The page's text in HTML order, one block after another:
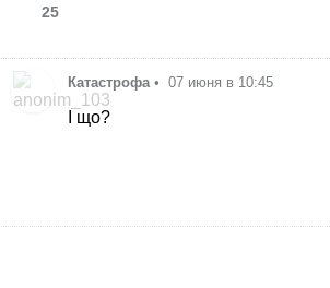
25
Катастрофа • 07 июня в 10:45
І що?